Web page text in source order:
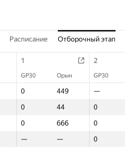
Расписание Отборочный этап
1 2
GP30 Орын GP30
0 449 —
0 44 0
0 666 0
— — 0